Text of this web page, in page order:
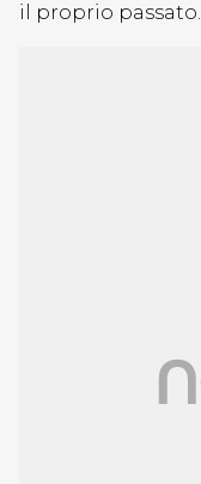
il proprio passato.